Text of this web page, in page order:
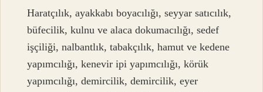
Haratçılık, ayakkabı boyacılığı, seyyar satıcılık,
büfecilik, kulnu ve alaca dokumacılığı, sedef
işçiliği, nalbantlık, tabakçılık, hamut ve kedene
yapımcılığı, kenevir ipi yapımcılığı, körük
yapımcılığı, demircilik, demircilik, eyer